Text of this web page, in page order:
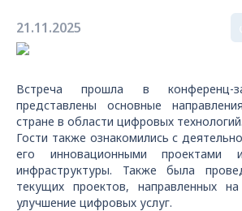
21.11.2025
Встреча прошла в
представлены основные
стране в области цифровых технологий.
Гости также ознакомились с
его инновационными проектами
инфраструктуры. Также была
текущих проектов, направленных
улучшение цифровых услуг.